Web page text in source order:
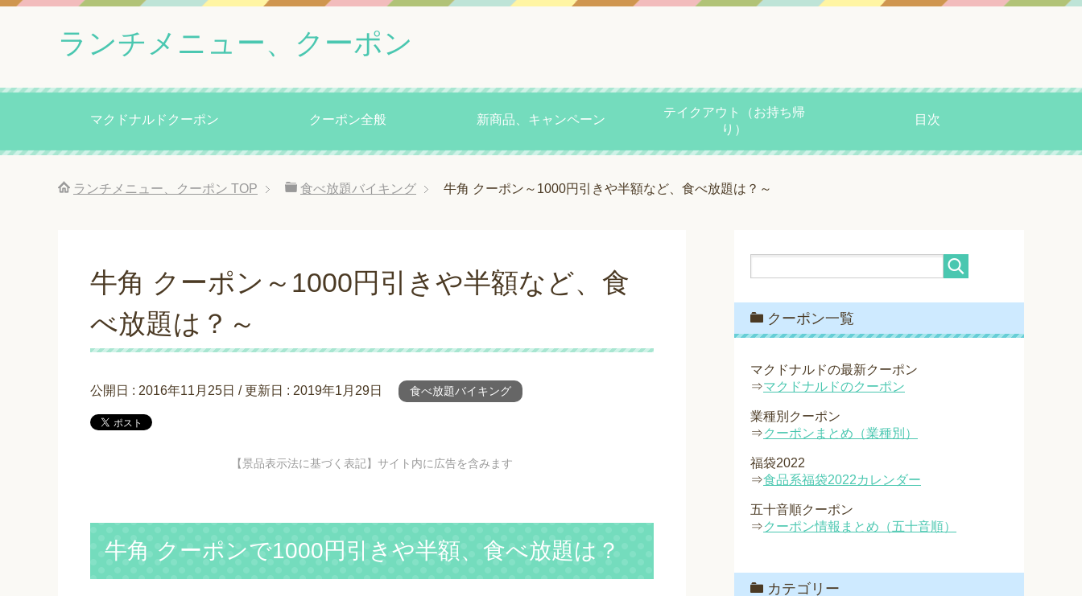
ランチメニュー、クーポン
マクドナルドクーポン クーポン全般 新商品、キャンペーン
テイクアウト（お持ち帰
り）
目次
ランチメニュー、クーポン TOP 食べ放題バイキング 牛角 クーポン～1000円引きや半額など、食べ放題は？～
牛角 クーポン～1000円引きや半額など、食
べ放題は？～
公開日 : 2016年11月25日 / 更新日 : 2019年1月29日 食べ放題バイキング
【景品表示法に基づく表記】サイト内に広告を含みます
牛角 クーポンで1000円引きや半額、食べ放題は？
クーポン一覧
マクドナルドの最新クーポン
⇒マクドナルドのクーポン
業種別クーポン
⇒クーポンまとめ（業種別）
福袋2022
⇒食品系福袋2022カレンダー
五十音順クーポン
⇒クーポン情報まとめ（五十音順）
カテゴリー